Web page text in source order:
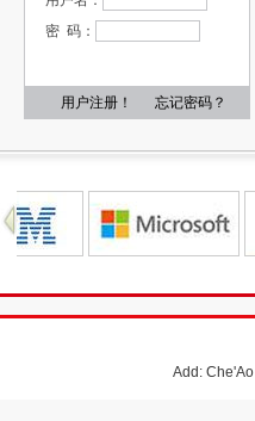
密 码：
用户注册！ 忘记密码？
Add: